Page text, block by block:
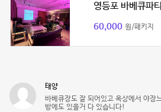
영등포 바베큐파
60,000 원/패키지
태양
바베큐장도 잘 되어있고 옥상에서 야장
방에도 있을거 다 있습니다!